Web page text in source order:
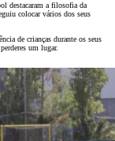
destacaram a filosofia da
colocar vários dos seus
de crianças durante os seus
um lugar.